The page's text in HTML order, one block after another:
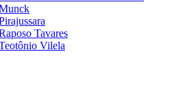
Tavares
Vilela